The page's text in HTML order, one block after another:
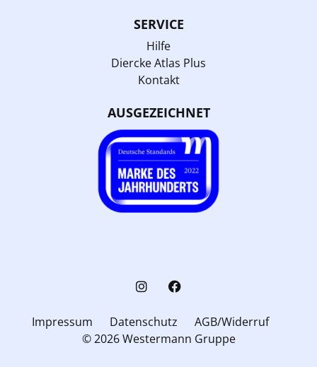
SERVICE
Hilfe
Diercke Atlas Plus
Kontakt
AUSGEZEICHNET
Impressum Datenschutz
AGB/Widerruf
© 2026 Westermann Gruppe